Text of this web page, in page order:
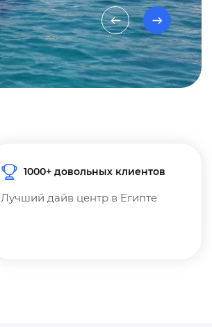
1000+ довольных клиентов
Лучший дайв центр в Египте